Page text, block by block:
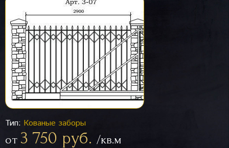
Тип: Кованые заборы
от 3 750 руб. /кв.м